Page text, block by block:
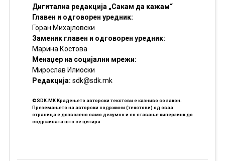
Дигитална редакција „Сакам да кажам“
Главен и одговорен уредник:
Горан Михајловски
Заменик главен и одговорен уредник:
Марина Костова
Менаџер на социјални мрежи:
Мирослав Илиоски
Редакцијa: sdk@sdk.mk
©SDK.MK Крадењето авторски текстови е казниво со закон.
Преземањето на авторски содржини (текстови) од оваа
страница е дозволено само делумно и со ставање хиперлинк до
содржината што се цитира